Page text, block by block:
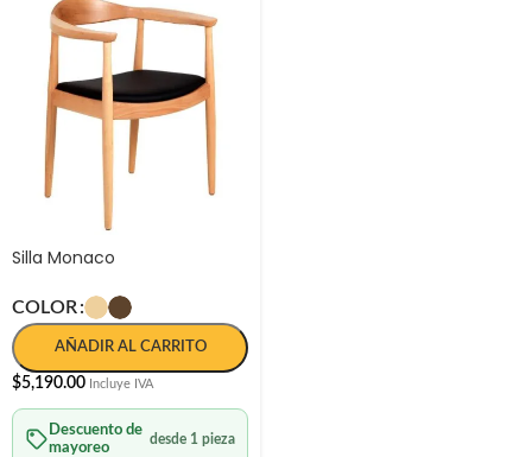
Silla Monaco
COLOR
AÑADIR AL CARRITO
$5,190.00 Incluye IVA
Descuento de
mayoreo
desde 1 pieza